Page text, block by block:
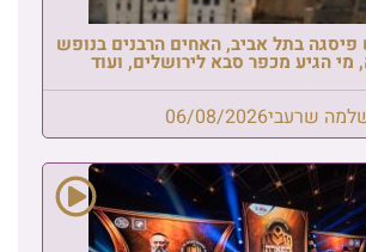
בתל אביב, האחים הרבנים בנופש
הגיע מכפר סבא לירושלים, ועוד
שרעבי06/08/2026